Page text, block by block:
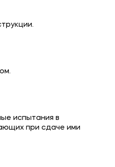
испытания в
при сдаче ими